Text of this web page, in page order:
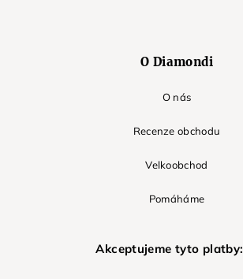
O Diamondi
O nás
Recenze obchodu
Velkoobchod
Pomáháme
Akceptujeme tyto platby: